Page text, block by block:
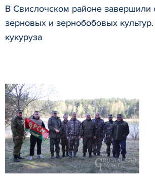
В Свислочском районе завершили
зерновых и зернобобовых
кукуруза